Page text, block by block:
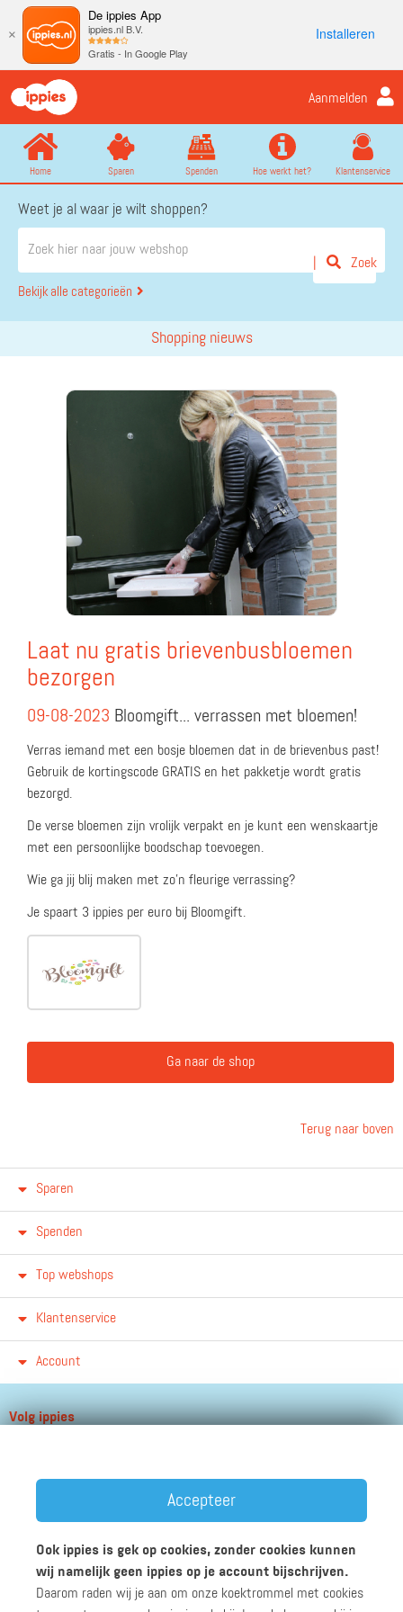
×
De ippies App
ippies.nl B.V.
Gratis - In Google Play
Installeren
Aanmelden
Home Sparen Spenden Hoe werkt het? Klantenservice
Weet je al waar je wilt shoppen?
Bekijk alle categorieën
Zoek
Shopping nieuws
Laat nu gratis brievenbusbloemen
bezorgen
09-08-2023 Bloomgift... verrassen met bloemen!
Verras iemand met een bosje bloemen dat in de brievenbus past!
Gebruik de kortingscode GRATIS en het pakketje wordt gratis
bezorgd.
De verse bloemen zijn vrolijk verpakt en je kunt een wenskaartje
met een persoonlijke boodschap toevoegen.
Wie ga jij blij maken met zo'n fleurige verrassing?
Je spaart 3 ippies per euro bij Bloomgift.
Ga naar de shop
Terug naar boven
Sparen
Spenden
Top webshops
Klantenservice
Account
Volg ippies
Accepteer
Ook ippies is gek op cookies, zonder cookies kunnen
wij namelijk geen ippies op je account bijschrijven.
Daarom raden wij je aan om onze koektrommel met cookies